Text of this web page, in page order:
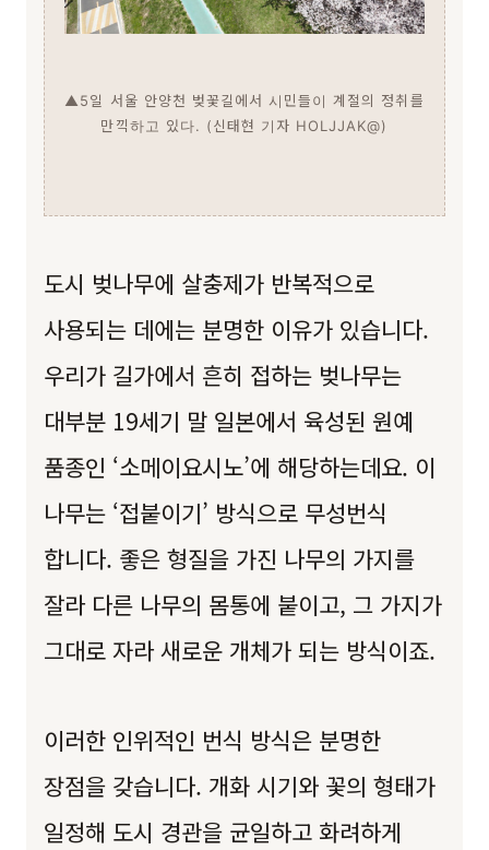
▲5일 서울 안양천 벚꽃길에서 시민들이 계절의 정취를
만끽하고 있다. (신태현 기자 HOLJJAK@)
도시 벚나무에 살충제가 반복적으로
사용되는 데에는 분명한 이유가 있습니다.
우리가 길가에서 흔히 접하는 벚나무는
대부분 19세기 말 일본에서 육성된 원예
품종인 ‘소메이요시노’에 해당하는데요. 이
나무는 ‘접붙이기’ 방식으로 무성번식
합니다. 좋은 형질을 가진 나무의 가지를
잘라 다른 나무의 몸통에 붙이고, 그 가지가
그대로 자라 새로운 개체가 되는 방식이죠.
이러한 인위적인 번식 방식은 분명한
장점을 갖습니다. 개화 시기와 꽃의 형태가
일정해 도시 경관을 균일하고 화려하게